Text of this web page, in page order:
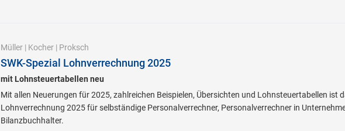
Müller| Kocher| Proksch
SWK-Spezial Lohnverrechnung 2025
mit Lohnsteuertabellen neu
Mit allen Neuerungen für 2025, zahlreichen Beispielen, Übersichten und Lohnsteuertabellen ist
Lohnverrechnung 2025 für selbständige Personalverrechner, Personalverrechner in
Bilanzbuchhalter.